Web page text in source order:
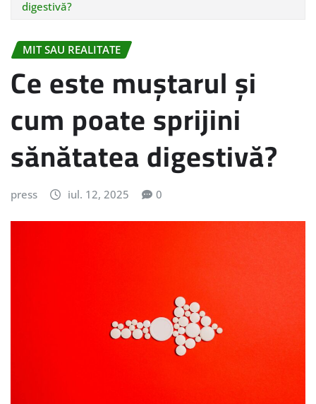
digestivă?
MIT SAU REALITATE
Ce este muștarul și
cum poate sprijini
sănătatea digestivă?
press iul. 12, 2025 0